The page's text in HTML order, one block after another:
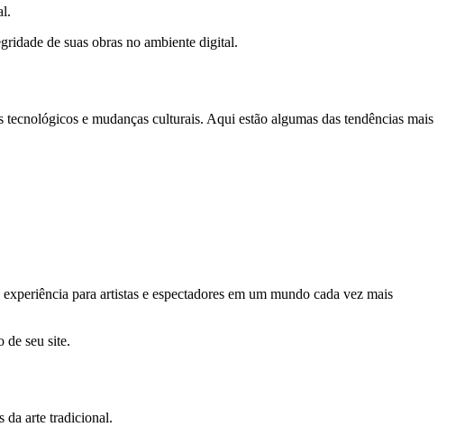
de suas obras no ambiente digital.
e mudanças culturais. Aqui estão algumas das tendências mais
para artistas e espectadores em um mundo cada vez mais
de seu site.
da arte tradicional.